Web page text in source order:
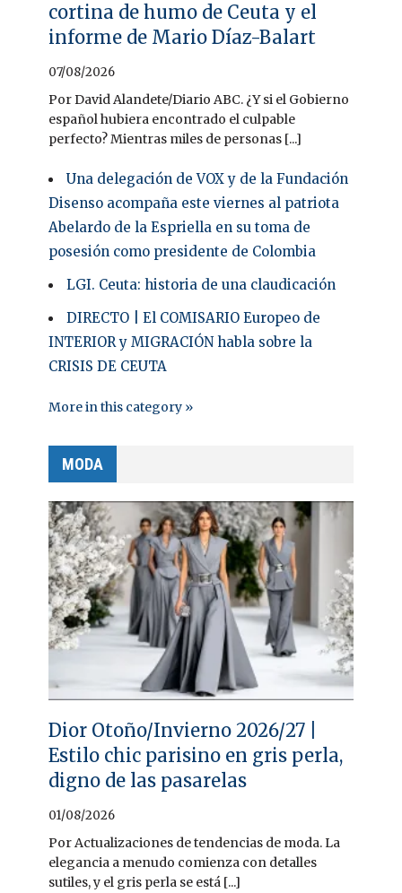
cortina de humo de Ceuta y el
informe de Mario Díaz-Balart
07/08/2026
Por David Alandete/Diario ABC. ¿Y si el Gobierno
español hubiera encontrado el culpable
perfecto? Mientras miles de personas [...]
Una delegación de VOX y de la Fundación
Disenso acompaña este viernes al patriota
Abelardo de la Espriella en su toma de
posesión como presidente de Colombia
LGI. Ceuta: historia de una claudicación
DIRECTO | El COMISARIO Europeo de
INTERIOR y MIGRACIÓN habla sobre la
CRISIS DE CEUTA
More in this category »
MODA
Dior Otoño/Invierno 2026/27 |
Estilo chic parisino en gris perla,
digno de las pasarelas
01/08/2026
Por Actualizaciones de tendencias de moda. La
elegancia a menudo comienza con detalles
sutiles, y el gris perla se está [...]